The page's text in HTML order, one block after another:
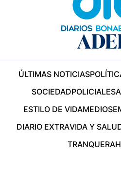
ÚLTIMAS NOTICIAS
SOCIEDADPOLICIALES
ESTILO DE VIDAMEDIOS
DIARIO EXTRAVIDA Y
TRANQUERA